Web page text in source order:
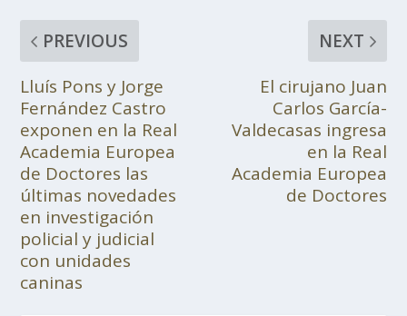
PREVIOUS
Lluís Pons y Jorge
Fernández Castro
exponen en la Real
Academia Europea
de Doctores las
últimas novedades
en investigación
policial y judicial
con unidades
caninas
NEXT
El cirujano Juan
Carlos García-
Valdecasas ingresa
en la Real
Academia Europea
de Doctores